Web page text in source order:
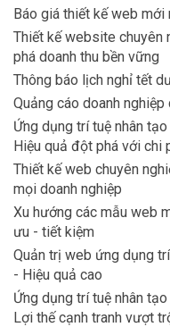
Báo giá thiết kế web mới
Thiết kế website chuyên
phá doanh thu bền vững
Thông báo lịch nghỉ tết
Quảng cáo doanh
Ứng dụng trí tuệ nhân
Hiệu quả đột phá với chi
Thiết kế web chuyên
mọi doanh nghiệp
Xu hướng các mẫu web
ưu - tiết kiệm
Quản trị web ứng dụng
- Hiệu quả cao
Ứng dụng trí tuệ nhân
Lợi thế cạnh tranh vượt